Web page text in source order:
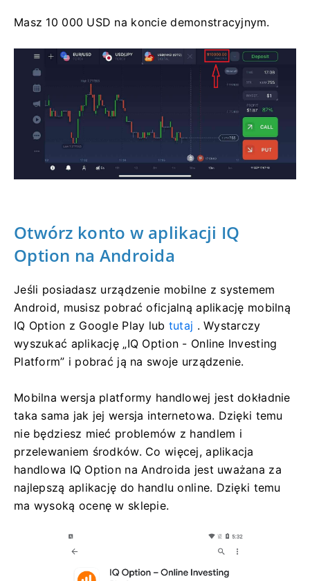
Masz 10 000 USD na koncie demonstracyjnym.
Otwórz konto w aplikacji IQ
Option na Androida
Jeśli posiadasz urządzenie mobilne z systemem
Android, musisz pobrać oficjalną aplikację mobilną
IQ Option z Google Play lub tutaj . Wystarczy
wyszukać aplikację „IQ Option - Online Investing
Platform” i pobrać ją na swoje urządzenie.
Mobilna wersja platformy handlowej jest dokładnie
taka sama jak jej wersja internetowa. Dzięki temu
nie będziesz mieć problemów z handlem i
przelewaniem środków. Co więcej, aplikacja
handlowa IQ Option na Androida jest uważana za
najlepszą aplikację do handlu online. Dzięki temu
ma wysoką ocenę w sklepie.